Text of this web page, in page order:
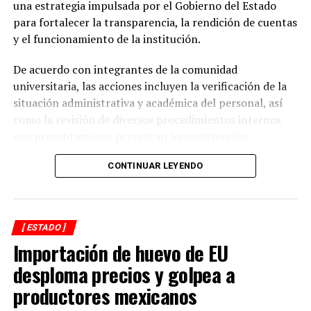
Ciudadano
una estrategia impulsada por el Gobierno del Estado
para fortalecer la transparencia, la rendición de cuentas
y el funcionamiento de la institución.
De acuerdo con integrantes de la comunidad
universitaria, las acciones incluyen la verificación de la
situación administrativa y académica del personal, así
como la revisión de diversos procedimientos internos
Entre los aspectos que son objeto de análisis se
encuentran posibles casos de docentes con asignaciones
simultáneas en distintos centros de estudio, la
validación de documentación académica de directivos,
adeudos en la entrega de calificaciones, denuncias por
presuntos cobros indebidos relacionados con
certificados y asesorías de titulación, así como la
existencia de personal que habría recibido pagos sin
contar con carga académica registrada.
CONTINUAR LEYENDO
[ ESTADO ]
Importación de huevo de EU
desploma precios y golpea a
productores mexicanos